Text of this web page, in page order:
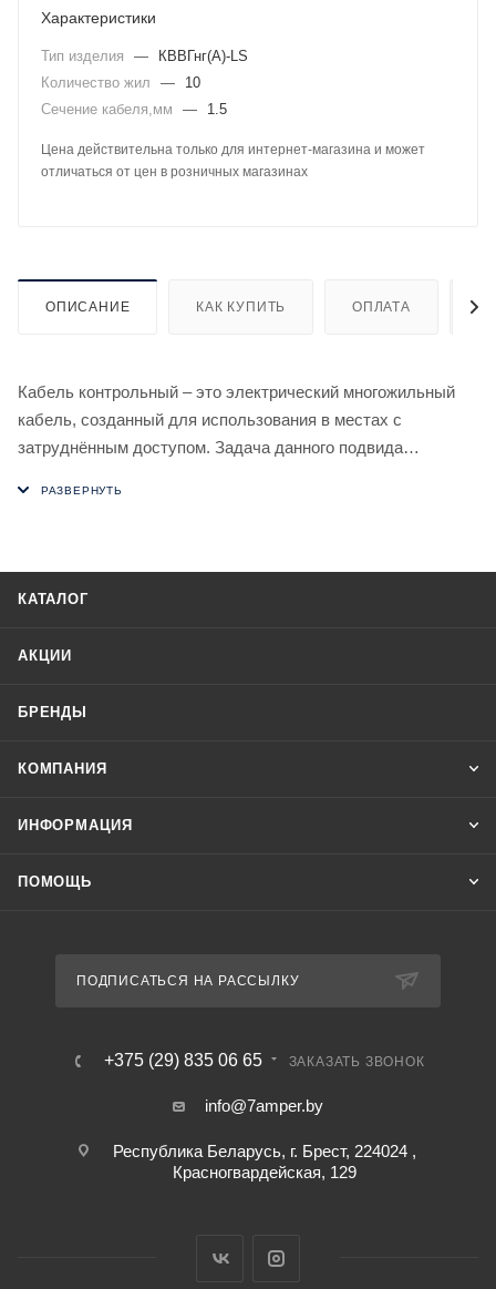
Характеристики
Тип изделия —
КВВГнг(А)-LS
Количество жил
—
10
Сечение кабеля,мм
— 1.5
Цена действительна только для интернет-магазина и может
отличаться от цен в розничных магазинах
ОПИСАНИЕ КАК КУПИТЬ ОПЛАТА
Кабель контрольный – это электрический многожильный
кабель, созданный для использования в местах с
затруднённым доступом. Задача данного подвида
Область применения: кабель предназначен для
аппаратам, сборки зажимов электрических
переменным напряжением до 0,66 кВ. КВВГнг(А)-LS
пониженным дымо- и газовыделением пониженной
КАТАЛОГ
АКЦИИ
БРЕНДЫ
КОМПАНИЯ
ИНФОРМАЦИЯ
ПОМОЩЬ
ПОДПИСАТЬСЯ НА РАССЫЛКУ
+375 (29) 835 06 65 ЗАКАЗАТЬ ЗВОНОК
info@7amper.by
Республика Беларусь, г. Брест, 224024 ,
Красногвардейская, 129